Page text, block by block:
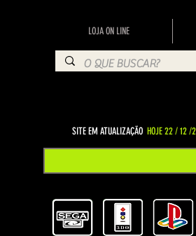
LOJA ON LINE
SITE EM ATUALIZAÇÃO HOJE 22 / 12 /